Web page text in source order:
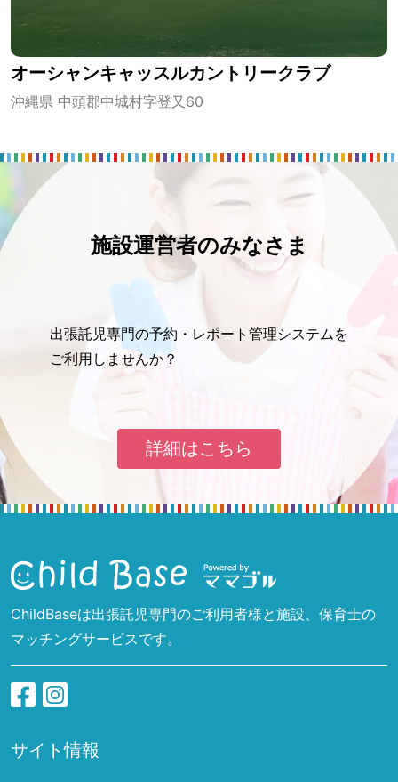
オーシャンキャッスルカントリークラブ
沖縄県 中頭郡中城村字登又60
施設運営者のみなさま
出張託児専門の予約・レポート管理システムを
ご利用しませんか？
詳細はこちら
ChildBaseは出張託児専門のご利用者様と施設、保育士の
マッチングサービスです。
サイト情報